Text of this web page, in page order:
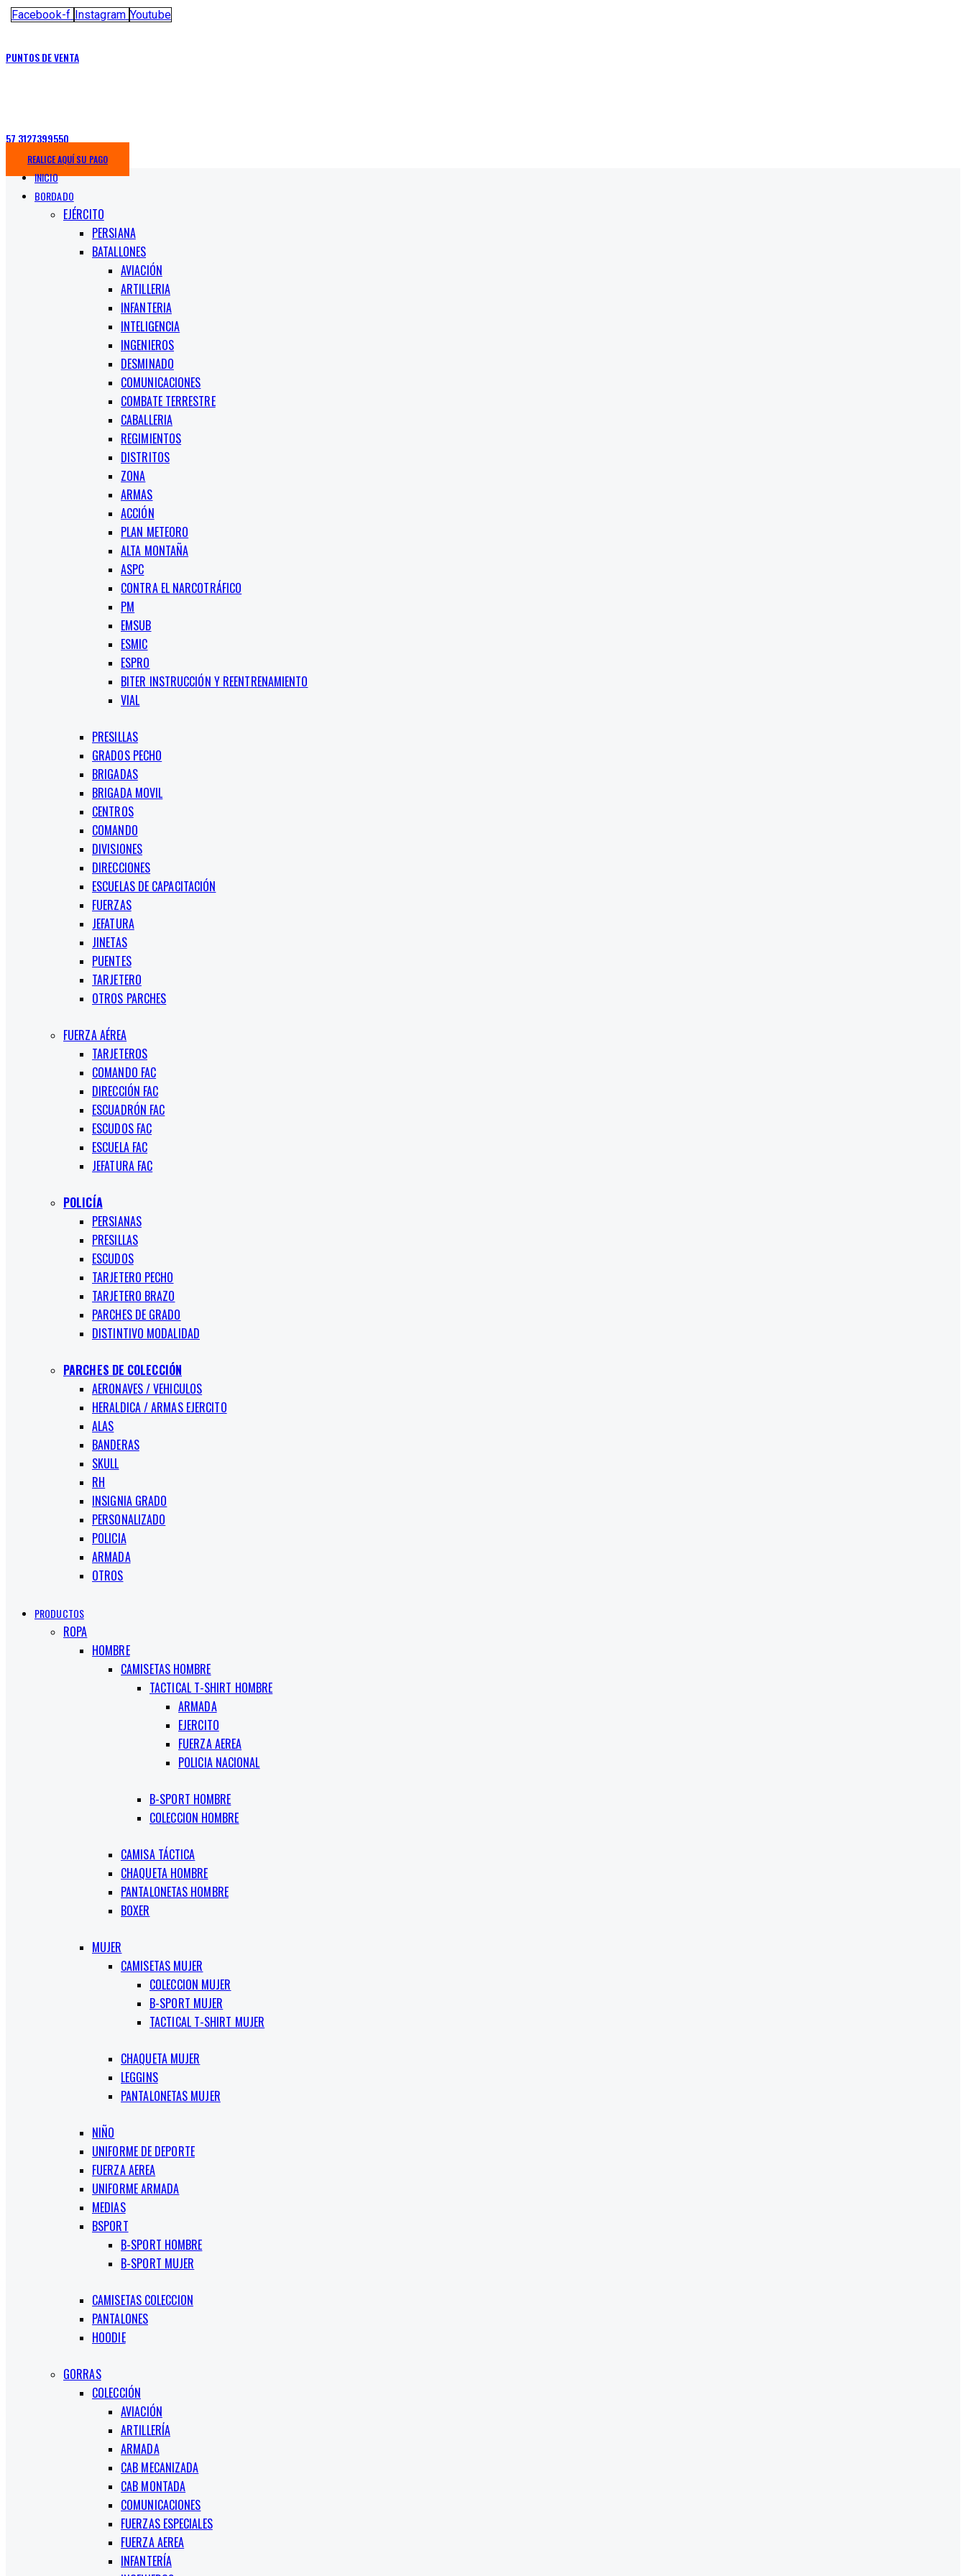
Facebook-f Instagram Youtube
PUNTOS DE VENTA
57 3127399550
REALICE AQUÍ SU PAGO
INICIO
BORDADO
EJÉRCITO
PERSIANA
BATALLONES
AVIACIÓN
ARTILLERIA
INFANTERIA
INTELIGENCIA
INGENIEROS
DESMINADO
COMUNICACIONES
COMBATE TERRESTRE
CABALLERIA
REGIMIENTOS
DISTRITOS
ZONA
ARMAS
ACCIÓN
PLAN METEORO
ALTA MONTAÑA
ASPC
CONTRA EL NARCOTRÁFICO
PM
EMSUB
ESMIC
ESPRO
BITER INSTRUCCIÓN Y REENTRENAMIENTO
VIAL
PRESILLAS
GRADOS PECHO
BRIGADAS
BRIGADA MOVIL
CENTROS
COMANDO
DIVISIONES
DIRECCIONES
ESCUELAS DE CAPACITACIÓN
FUERZAS
JEFATURA
JINETAS
PUENTES
TARJETERO
OTROS PARCHES
FUERZA AÉREA
TARJETEROS
COMANDO FAC
DIRECCIÓN FAC
ESCUADRÓN FAC
ESCUDOS FAC
ESCUELA FAC
JEFATURA FAC
POLICÍA
PERSIANAS
PRESILLAS
ESCUDOS
TARJETERO PECHO
TARJETERO BRAZO
PARCHES DE GRADO
DISTINTIVO MODALIDAD
PARCHES DE COLECCIÓN
AERONAVES / VEHICULOS
HERALDICA / ARMAS EJERCITO
ALAS
BANDERAS
SKULL
RH
INSIGNIA GRADO
PERSONALIZADO
POLICIA
ARMADA
OTROS
PRODUCTOS
ROPA
HOMBRE
CAMISETAS HOMBRE
TACTICAL T-SHIRT HOMBRE
ARMADA
EJERCITO
FUERZA AEREA
POLICIA NACIONAL
B-SPORT HOMBRE
COLECCION HOMBRE
CAMISA TÁCTICA
CHAQUETA HOMBRE
PANTALONETAS HOMBRE
BOXER
MUJER
CAMISETAS MUJER
COLECCION MUJER
B-SPORT MUJER
TACTICAL T-SHIRT MUJER
CHAQUETA MUJER
LEGGINS
PANTALONETAS MUJER
NIÑO
UNIFORME DE DEPORTE
FUERZA AEREA
UNIFORME ARMADA
MEDIAS
BSPORT
B-SPORT HOMBRE
B-SPORT MUJER
CAMISETAS COLECCION
PANTALONES
HOODIE
GORRAS
COLECCIÓN
AVIACIÓN
ARTILLERÍA
ARMADA
CAB MECANIZADA
CAB MONTADA
COMUNICACIONES
FUERZAS ESPECIALES
FUERZA AEREA
INFANTERÍA